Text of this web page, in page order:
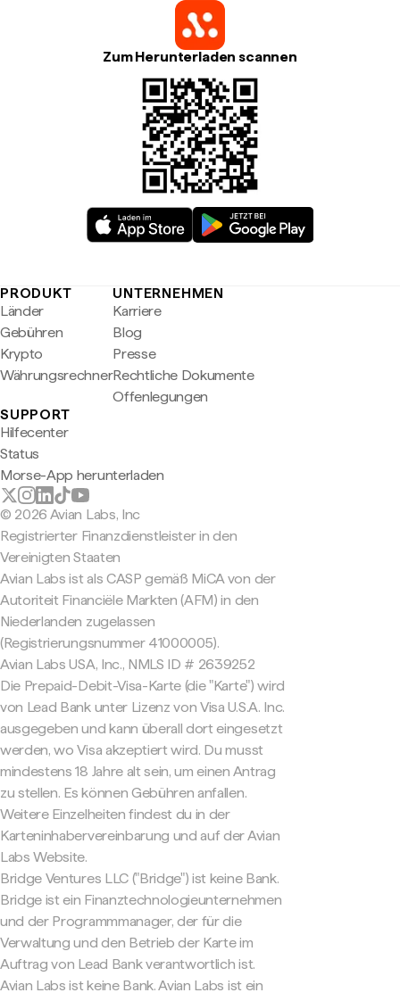
Zum Herunterladen scannen
PRODUKT
Länder
Gebühren
Krypto
Währungsrechner
UNTERNEHMEN
Karriere
Blog
Presse
Rechtliche Dokumente
Offenlegungen
SUPPORT
Hilfecenter
Status
Morse-App herunterladen
© 2026 Avian Labs, Inc
Registrierter Finanzdienstleister in den
Vereinigten Staaten
Avian Labs ist als CASP gemäß MiCA von der
Autoriteit Financiële Markten (AFM) in den
Niederlanden zugelassen
(Registrierungsnummer 41000005).
Avian Labs USA, Inc., NMLS ID # 2639252
Die Prepaid-Debit-Visa-Karte (die "Karte") wird
von Lead Bank unter Lizenz von Visa U.S.A. Inc.
ausgegeben und kann überall dort eingesetzt
werden, wo Visa akzeptiert wird. Du musst
mindestens 18 Jahre alt sein, um einen Antrag
zu stellen. Es können Gebühren anfallen.
Weitere Einzelheiten findest du in der
Karteninhabervereinbarung und auf der Avian
Labs Website.
Bridge Ventures LLC ("Bridge") ist keine Bank.
Bridge ist ein Finanztechnologieunternehmen
und der Programmmanager, der für die
Verwaltung und den Betrieb der Karte im
Auftrag von Lead Bank verantwortlich ist.
Avian Labs ist keine Bank. Avian Labs ist ein